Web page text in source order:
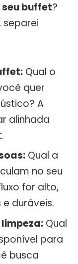
buffet?
separei
Qual o
quer
A
alinhada
Qual a
no seu
for alto,
duráveis.
Qual
para
busca